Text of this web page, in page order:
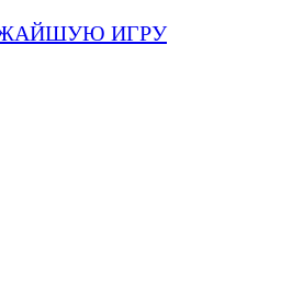
ИГРУ